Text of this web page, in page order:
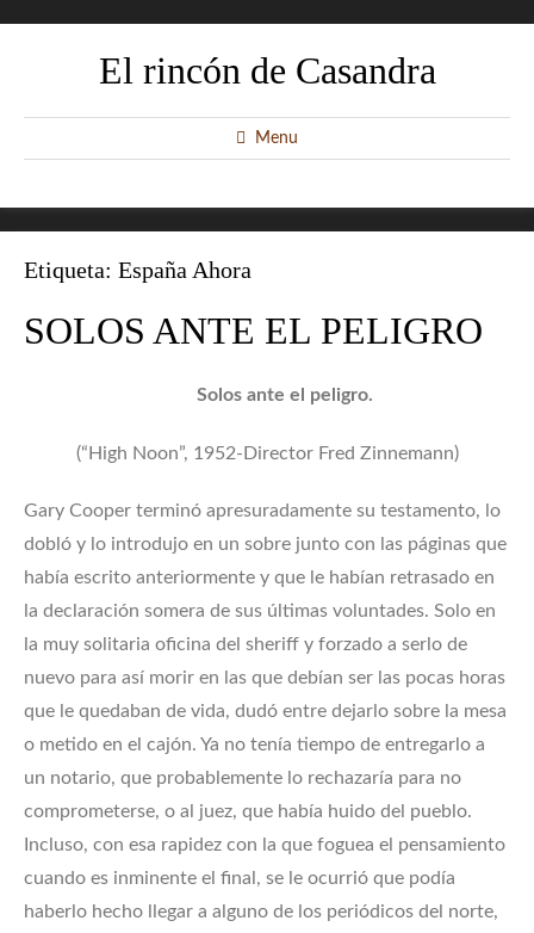
El rincón de Casandra
Menu
Etiqueta: España Ahora
SOLOS ANTE EL PELIGRO
Solos ante el peligro.
(“High Noon”, 1952-Director Fred Zinnemann)
Gary Cooper terminó apresuradamente su testamento, lo
dobló y lo introdujo en un sobre junto con las páginas que
había escrito anteriormente y que le habían retrasado en
la declaración somera de sus últimas voluntades. Solo en
la muy solitaria oficina del sheriff y forzado a serlo de
nuevo para así morir en las que debían ser las pocas horas
que le quedaban de vida, dudó entre dejarlo sobre la mesa
o metido en el cajón. Ya no tenía tiempo de entregarlo a
un notario, que probablemente lo rechazaría para no
comprometerse, o al juez, que había huido del pueblo.
Incluso, con esa rapidez con la que foguea el pensamiento
cuando es inminente el final, se le ocurrió que podía
haberlo hecho llegar a alguno de los periódicos del norte,